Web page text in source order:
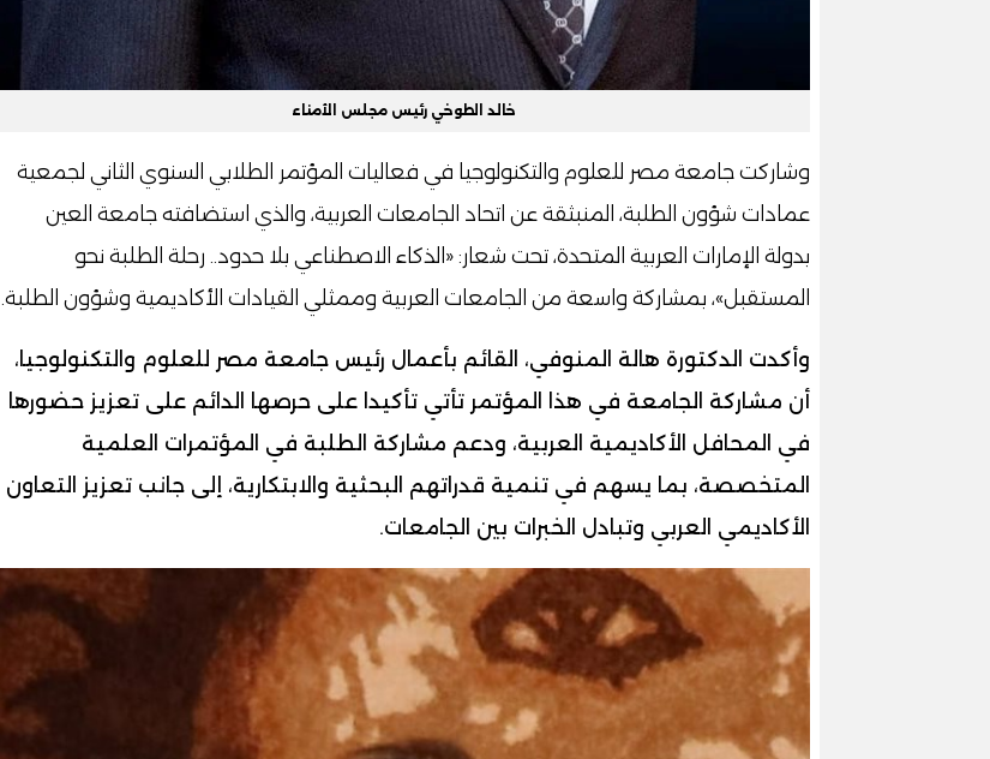
خالد الطوخي رئيس مجلس الأمناء
وشاركت جامعة مصر للعلوم والتكنولوجيا في فعاليات المؤتمر الطلابي السنوي الثاني لجمعية
عمادات شؤون الطلبة، المنبثقة عن اتحاد الجامعات العربية، والذي استضافته جامعة العين
بدولة الإمارات العربية المتحدة، تحت شعار: «الذكاء الاصطناعي بلا حدود.. رحلة الطلبة نحو
المستقبل»، بمشاركة واسعة من الجامعات العربية وممثلي القيادات الأكاديمية وشؤون الطلبة.
وأكدت الدكتورة هالة المنوفي، القائم بأعمال رئيس جامعة مصر للعلوم والتكنولوجيا،
أن مشاركة الجامعة في هذا المؤتمر تأتي تأكيدا على حرصها الدائم على تعزيز حضورها
في المحافل الأكاديمية العربية، ودعم مشاركة الطلبة في المؤتمرات العلمية
المتخصصة، بما يسهم في تنمية قدراتهم البحثية والابتكارية، إلى جانب تعزيز التعاون
الأكاديمي العربي وتبادل الخبرات بين الجامعات.